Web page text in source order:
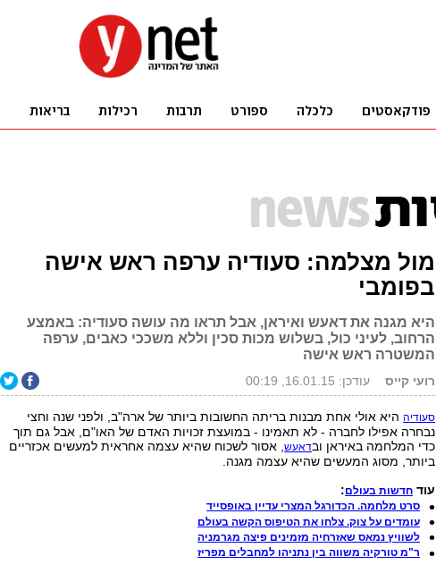
מול מצלמה: סעודיה ערפה ראש אישה
בפומבי
היא מגנה את דאעש ואיראן, אבל תראו מה עושה סעודיה: באמצע
הרחוב, לעיני כול, בשלוש מכות סכין וללא משככי כאבים, ערפה
המשטרה ראש אישה
רועי קייס עודכן: 16.01.15, 00:19
סעודיההיא אולי אחת מבנות בריתה החשובות ביותר של ארה"ב, ולפני שנה וחצי
נבחרה אפילו לחברה - לא תאמינו - במועצת זכויות האדם של האו"ם, אבל גם תוך
כדי המלחמה באיראן ובדאעש, אסור לשכוח שהיא עצמה אחראית למעשים אכזריים
ביותר, מסוג המעשים שהיא עצמה מגנה.
עוד חדשות בעולם:
סרט מלחמה. הכדורגל המצרי עדיין באופסייד
עומדים על צוק. צלחו את הטיפוס הקשה בעולם
לשוויץ נמאס שאזרחיה מזמינים פיצה מגרמניה
ר"מ טורקיה משווה בין נתניהו למחבלים מפריז